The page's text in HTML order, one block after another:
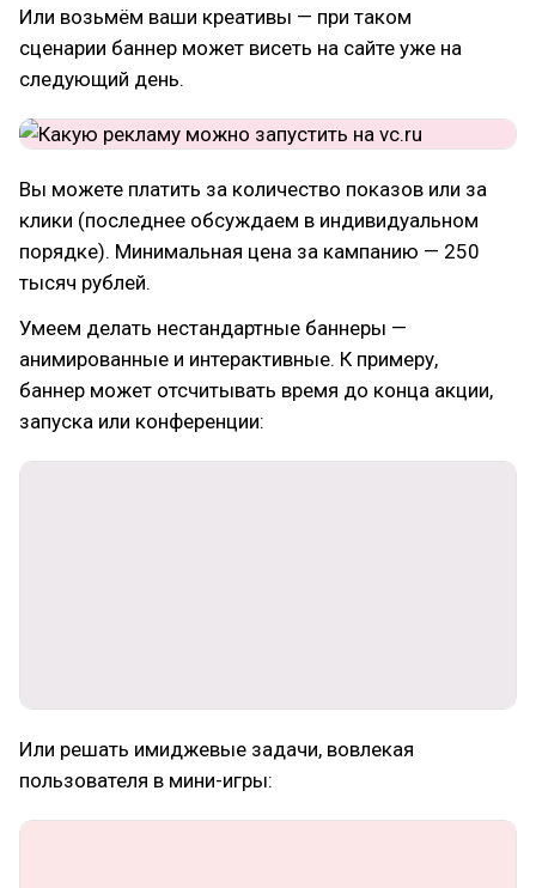
Или возьмём ваши креативы — при таком
сценарии баннер может висеть на сайте уже на
следующий день.
Вы можете платить за количество показов или за
клики (последнее обсуждаем в индивидуальном
порядке). Минимальная цена за кампанию — 250
тысяч рублей.
Умеем делать нестандартные баннеры —
анимированные и интерактивные. К примеру,
баннер может отсчитывать время до конца акции,
запуска или конференции:
Или решать имиджевые задачи, вовлекая
пользователя в мини-игры: